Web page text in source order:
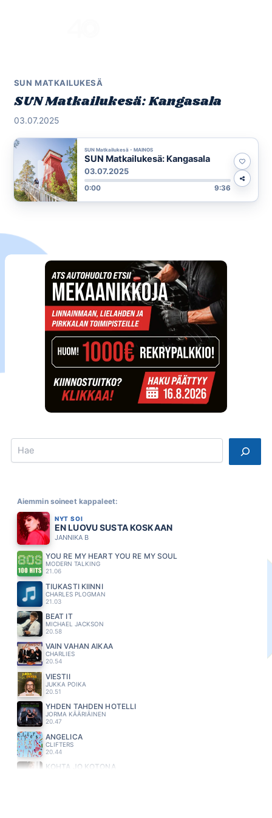
SUN MATKAILUKESÄ
SUN Matkailukesä: Kangasala
03.07.2025
SUN Matkailukesä - MAINOS
SUN Matkailukesä: Kangasala
03.07.2025
0:00 9:36
Search
Aiemmin soineet kappaleet:
NYT SOI
EN LUOVU SUSTA KOSKAAN
JANNIKA B
YOU RE MY HEART YOU RE MY SOUL
MODERN TALKING
21.06
TIUKASTI KIINNI
CHARLES PLOGMAN
21.03
BEAT IT
MICHAEL JACKSON
20.58
VAIN VAHAN AIKAA
CHARLIES
20.54
VIESTII
JUKKA POIKA
20.51
YHDEN TAHDEN HOTELLI
JORMA KÄÄRIÄINEN
20.47
ANGELICA
CLIFTERS
20.44
KOHTA JO KOTONA